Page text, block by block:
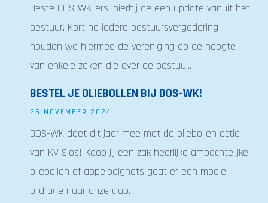
Beste DOS-WK-ers, hierbij de een update vanuit het
bestuur. Kort na iedere bestuursvergadering
houden we hiermee de vereniging op de hoogte
van enkele zaken die over de bestuu...
BESTEL JE OLIEBOLLEN BIJ DOS-WK!
26 NOVEMBER 2024
DOS-WK doet dit jaar mee met de oliebollen actie
van KV Sios! Koop jij een zak heerlijke ambachtelijke
oliebollen of appelbeignets gaat er een mooie
bijdrage naar onze club.